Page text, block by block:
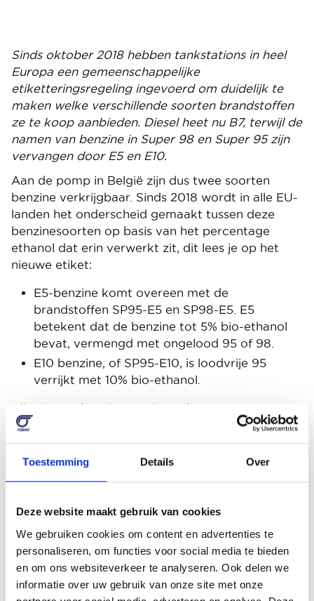
Toestemming Details Over
Deze website maakt gebruik van cookies
We gebruiken cookies om content en advertenties te
personaliseren, om functies voor social media te bieden
en om ons websiteverkeer te analyseren. Ook delen we
informatie over uw gebruik van onze site met onze
Sinds oktober 2018 hebben tankstations in heel
Europa een gemeenschappelijke
etiketteringsregeling ingevoerd om duidelijk te
maken welke verschillende soorten brandstoffen
ze te koop aanbieden. Diesel heet nu B7, terwijl de
namen van benzine in Super 98 en Super 95 zijn
vervangen door E5 en E10.
Aan de pomp in België zijn dus twee soorten
benzine verkrijgbaar. Sinds 2018 wordt in alle EU-
landen het onderscheid gemaakt tussen deze
benzinesoorten op basis van het percentage
ethanol dat erin verwerkt zit, dit lees je op het
nieuwe etiket:
E5-benzine komt overeen met de
brandstoffen SP95-E5 en SP98-E5. E5
betekent dat de benzine tot 5% bio-ethanol
bevat, vermengd met ongelood 95 of 98.
E10 benzine, of SP95-E10, is loodvrije 95
verrijkt met 10% bio-ethanol.
Alle nieuwe benzineauto's en de overgrote
meerderheid van de voertuigen die sinds 2000
geproduceerd zijn, kunnen met SP95-E10 getankt
worden.
Deze twee brandstoffen, E5 en E10, kunnen
Door het gehalte bio-ethanol in het
brandstofmengsel is E10 echter iets corrosiever
dan gewone ongelode 95, wat sommige oudere